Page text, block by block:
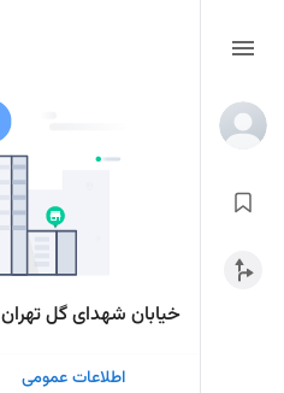
خیابان شهدای گل تهران
اطلاعات عمومی